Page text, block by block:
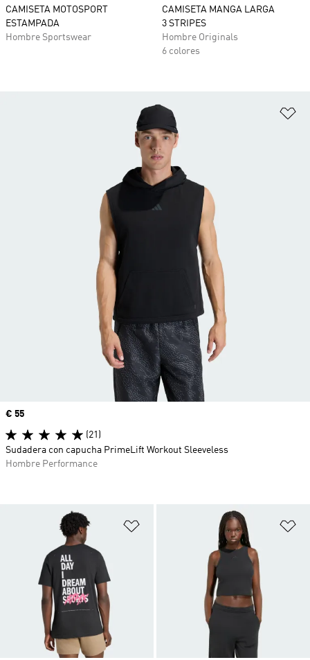
CAMISETA MOTOSPORT
ESTAMPADA
Hombre Sportswear
CAMISETA MANGA LARGA
3 STRIPES
Hombre Originals
6 colores
Añadir a la lista de deseos
Precio
€ 55
(21)
Sudadera con capucha PrimeLift Workout Sleeveless
Hombre Performance